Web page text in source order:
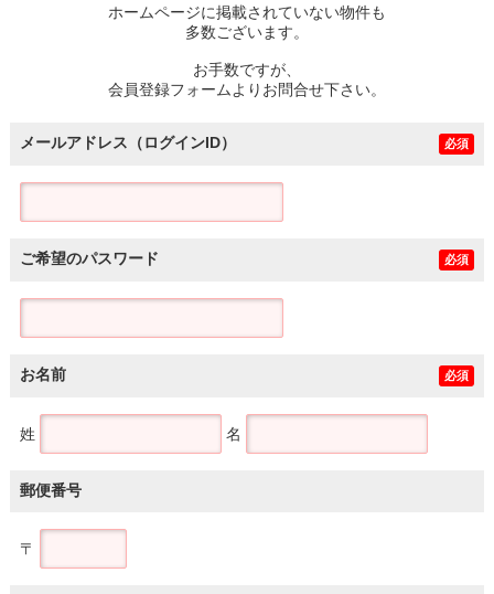
ホームページに掲載されていない物件も
多数ございます。
お手数ですが、
会員登録フォームよりお問合せ下さい。
メールアドレス（ログインID） 必須
ご希望のパスワード 必須
お名前 必須
姓 名
郵便番号
〒